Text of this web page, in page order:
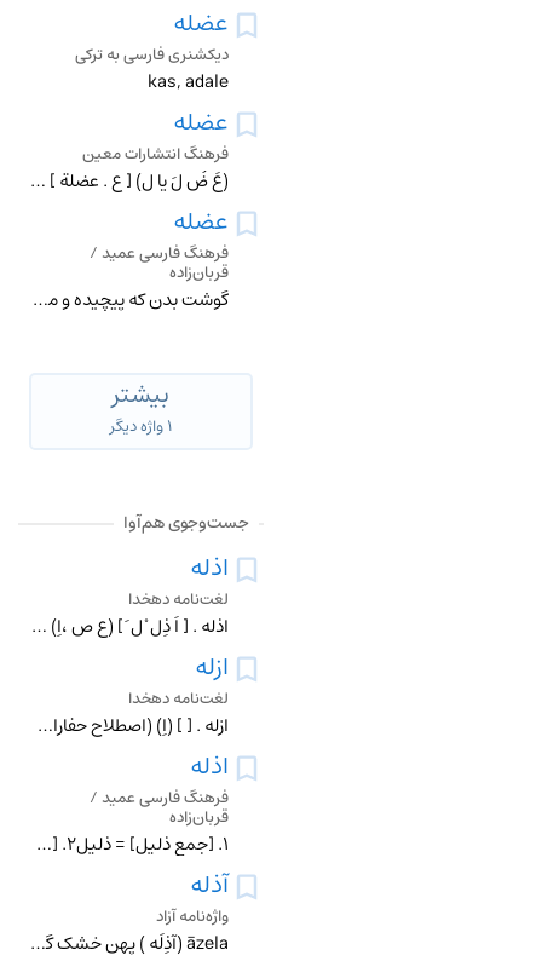
عضله
دیکشنری فارسی به ترکی
kas, adale
عضله
فرهنگ انتشارات معین
(عَ ضُ لَ یا لِ) [ ع . عضلة ] (اِ.) ماهیچه .
عضله
فرهنگ فارسی عمید /
قربان‌زاده
گوشت بدن که پیچیده و مجتمع باشد؛ ماهیچه؛ مایچه.
بیشتر
۱ واژه دیگر
جست‌وجوی هم‌آوا
اذله
لغت‌نامه دهخدا
اذله . [ اَ ذِل ْ ل َ ] (ع ص ،اِ) ج ِ ذلول . نرم شوندگان . || نرم دلان . || ج ِ ذلیل . خوارشدگان . خواران . ذلیل شدگان .
ازله
لغت‌نامه دهخدا
ازله . [ ] (اِ) (اصطلاح حفاران )صد ذراع مُکَسَّره ، و مثال آن ده ذراع طول در دو ذراع عرض در پنج ذراع عمق است که صد ذراع مُکسره شود.
اذله
فرهنگ فارسی عمید /
قربان‌زاده
۱. [جمعِ ذلیل] = ذلیل۲. [جمعِ ذلول] = ذلول
آذله
واژه‌نامه آزاد
āzela (آذِلَه ) پهن خشک گاو که برای سوخت استفاده می شود ... آذله وُرچین ā.vorčin کنایه از شخصی که از روی فقر پهن های خشک شده را جمع آوری می کند ...